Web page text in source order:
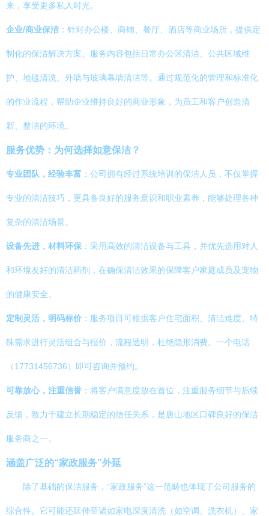
来，享受更多私人时光。
企业/商业保洁 ：针对办公楼、商铺、餐厅、酒店等商业场所，提供定
制化的保洁解决方案。服务内容包括日常办公区清洁、公共区域维
护、地毯清洗、外墙与玻璃幕墙清洁等。通过规范化的管理和标准化
的作业流程，帮助企业维持良好的商业形象，为员工和客户创造清
新、整洁的环境。
服务优势：为何选择如意保洁？
专业团队，经验丰富 ：公司拥有经过系统培训的保洁人员，不仅掌握
专业的清洁技巧，更具备良好的服务意识和职业素养，能够处理各种
复杂的清洁场景。
设备先进，材料环保 ：采用高效的清洁设备与工具，并优先选用对人
和环境友好的清洁药剂，在确保清洁效果的保障客户家庭成员及宠物
的健康安全。
定制灵活，明码标价 ：服务项目可根据客户住宅面积、清洁难度、特
殊需求进行灵活组合与报价，流程透明，杜绝隐形消费。一个电话
（17731456736）即可咨询并预约。
可靠放心，注重信誉 ：将客户满意度放在首位，注重服务细节与后续
反馈，致力于建立长期稳定的信任关系，是唐山地区口碑良好的保洁
服务商之一。
涵盖广泛的“家政服务”外延
除了基础的保洁服务，“家政服务”这一范畴也体现了公司服务的
综合性。它可能还延伸至诸如家电深度清洗（如空调、洗衣机）、家